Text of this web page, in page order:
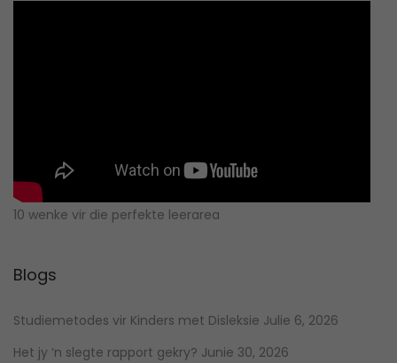
10 wenke vir die perfekte leerarea
Blogs
Studiemetodes vir Kinders met Disleksie Julie 6, 2026
Het jy ‘n slegte rapport gekry? Junie 30, 2026